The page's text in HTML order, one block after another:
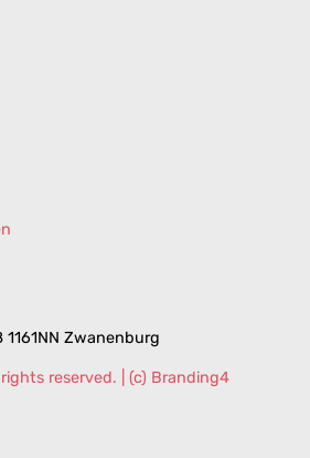
Zwanenburg
reserved. | (c) Branding4